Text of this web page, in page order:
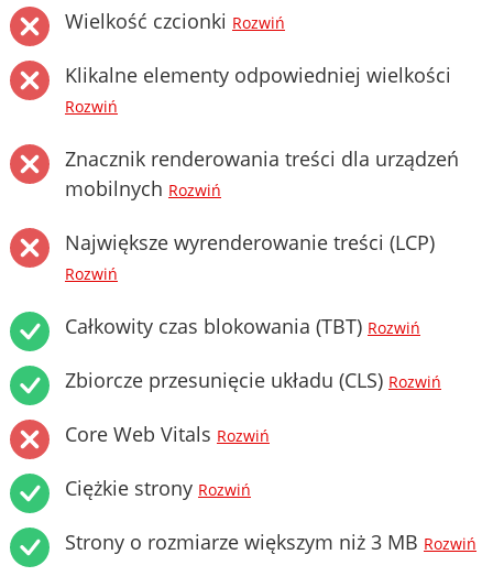
Wielkość czcionki Rozwiń
Klikalne elementy odpowiedniej wielkości
Rozwiń
Znacznik renderowania treści dla urządzeń
mobilnych Rozwiń
Największe wyrenderowanie treści (LCP)
Rozwiń
Całkowity czas blokowania (TBT) Rozwiń
Zbiorcze przesunięcie układu (CLS) Rozwiń
Core Web Vitals Rozwiń
Ciężkie strony Rozwiń
Strony o rozmiarze większym niż 3 MB Rozwiń